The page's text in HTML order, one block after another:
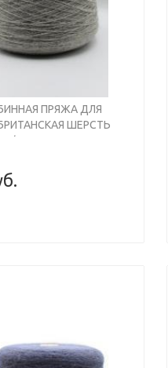
ПРЯЖА ДЛЯ
ШЕРСТЬ
100ГР, СВЕТЛО-